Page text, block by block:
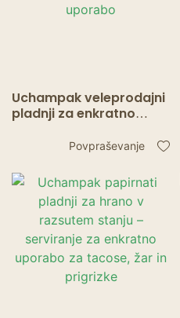
Uchampak veleprodajni
pladnji za enkratno
hrane za pomfrit za
Povpraševanje